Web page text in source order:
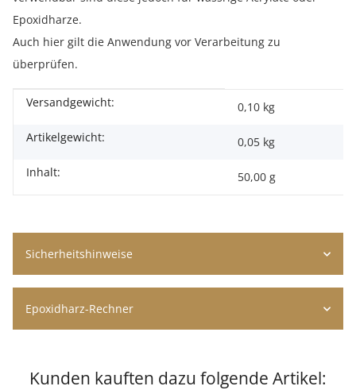
Epoxidharze.
Auch hier gilt die Anwendung vor Verarbeitung zu
überprüfen.
Produkteigenschaft
Wert
Versandgewicht:
0,10 kg
Artikelgewicht:
0,05 kg
Inhalt:
50,00 g
Sicherheitshinweise
Epoxidharz-Rechner
Kunden kauften dazu folgende Artikel: